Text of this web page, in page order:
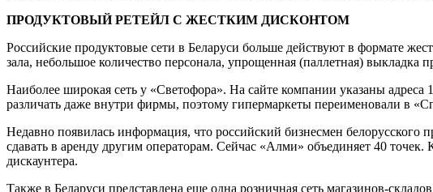
ПРОДУКТОВЫЙ РЕТЕЙЛ С ЖЕСТКИМ ДИСКОНТОМ
Российские продуктовые сети в Беларуси больше действуют в формате
зала, небольшое количество персонала, упрощенная (паллетная) выкладка
Наиболее широкая сеть у «Светофора». На сайте компании указаны
различать даже внутри фирмы, поэтому гипермаркеты переименовали в
Недавно появилась информация, что российский бизнесмен
сдавать в аренду другим операторам. Сейчас «Алми» объединяет 40
дискаунтера.
Также в Беларуси представлена еще одна розничная сеть магазинов-